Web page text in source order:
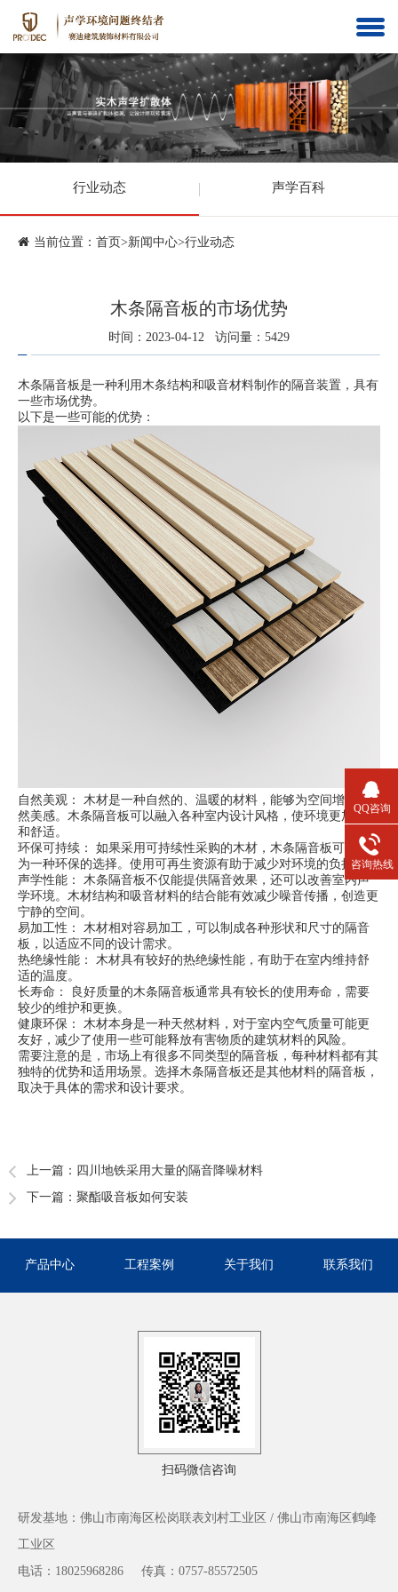
行业动态 声学百科
当前位置： 首页 >新闻中心>行业动态
木条隔音板的市场优势
时间：2023-04-12 访问量：5429
木条隔音板是一种利用木条结构和吸音材料制作的隔音装置，具有
一些市场优势。
以下是一些可能的优势：
自然美观： 木材是一种自然的、温暖的材料，能够为空间增添自
然美感。木条隔音板可以融入各种室内设计风格，使环境更加温馨
和舒适。
环保可持续： 如果采用可持续性采购的木材，木条隔音板可以成
为一种环保的选择。使用可再生资源有助于减少对环境的负担。
声学性能： 木条隔音板不仅能提供隔音效果，还可以改善室内声
学环境。木材结构和吸音材料的结合能有效减少噪音传播，创造更
宁静的空间。
易加工性： 木材相对容易加工，可以制成各种形状和尺寸的隔音
板，以适应不同的设计需求。
热绝缘性能： 木材具有较好的热绝缘性能，有助于在室内维持舒
适的温度。
长寿命： 良好质量的木条隔音板通常具有较长的使用寿命，需要
较少的维护和更换。
健康环保： 木材本身是一种天然材料，对于室内空气质量可能更
友好，减少了使用一些可能释放有害物质的建筑材料的风险。
需要注意的是，市场上有很多不同类型的隔音板，每种材料都有其
独特的优势和适用场景。选择木条隔音板还是其他材料的隔音板，
取决于具体的需求和设计要求。
上一篇： 四川地铁采用大量的隔音降噪材料
下一篇： 聚酯吸音板如何安装
产品中心 工程案例 关于我们 联系我们
扫码微信咨询
研发基地：佛山市南海区松岗联表刘村工业区 / 佛山市南海区鹤峰
工业区
电话：18025968286
传真：0757-85572505
QQ咨询
咨询热线